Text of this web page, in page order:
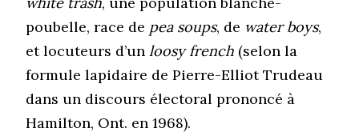
poubelle, race de pea soups, de water boys,
et locuteurs d’un loosy french (selon la
formule lapidaire de Pierre-Elliot Trudeau
dans un discours électoral prononcé à
Hamilton, Ont. en 1968).